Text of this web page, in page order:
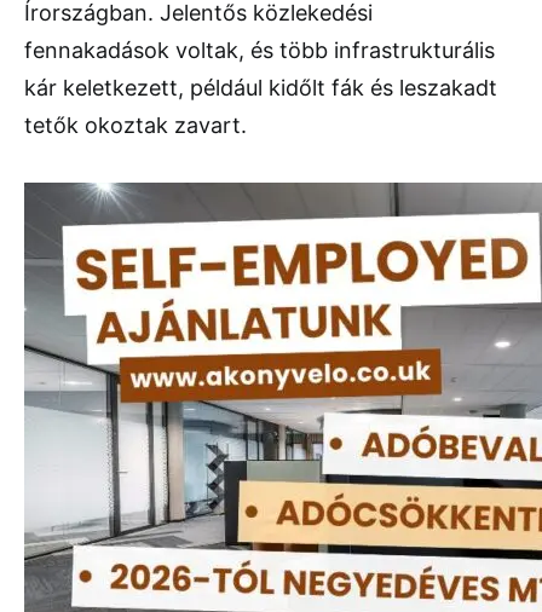
Írországban. Jelentős közlekedési
fennakadások voltak, és több infrastrukturális
kár keletkezett, például kidőlt fák és leszakadt
tetők okoztak zavart.